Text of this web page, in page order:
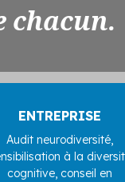
chacun.
ENTREPRISE
Audit neurodiversité,
à la
cognitive, conseil en